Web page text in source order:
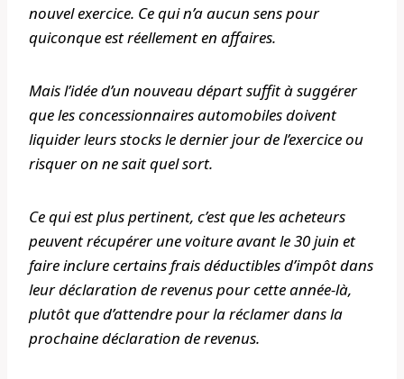
nouvel exercice. Ce qui n’a aucun sens pour
quiconque est réellement en affaires.
Mais l’idée d’un nouveau départ suffit à suggérer
que les concessionnaires automobiles doivent
liquider leurs stocks le dernier jour de l’exercice ou
risquer on ne sait quel sort.
Ce qui est plus pertinent, c’est que les acheteurs
peuvent récupérer une voiture avant le 30 juin et
faire inclure certains frais déductibles d’impôt dans
leur déclaration de revenus pour cette année-là,
plutôt que d’attendre pour la réclamer dans la
prochaine déclaration de revenus.